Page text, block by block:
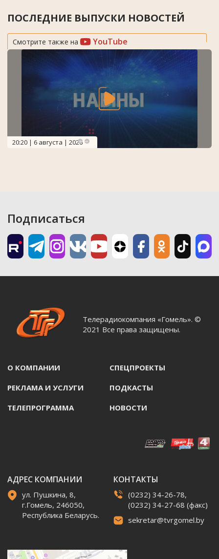
ПОСЛЕДНИЕ ВЫПУСКИ НОВОСТЕЙ
Смотрите также на YouTube
20:20 | 6 августа | 2026
Подписаться
Телерадиокомпания «Гомель». ©
2021 Все права защищены.
О КОМПАНИИ СПЕЦПРОЕКТЫ
РЕКЛАМА И УСЛУГИ ПОДКАСТЫ
ТЕЛЕПРОГРАММА НОВОСТИ
АДРЕС КОМПАНИИ
ул. Пушкина, 8,
г.Гомель, 246050,
Республика Беларусь.
КОНТАКТЫ
(0232) 34-26-78,
(0232) 34-27-68 (факс)
sekretar@tvrgomel.by